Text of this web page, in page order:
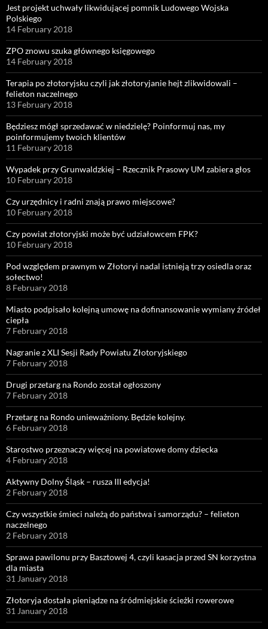
Jest projekt uchwały likwidującej pomnik Ludowego Wojska
Polskiego
14 February 2018
ZPO znowu szuka głównego księgowego
14 February 2018
Terapia po złotoryjsku czyli jak złotoryjanie hejt zlikwidowali –
felieton naczelnego
13 February 2018
Będziesz mógł sprzedawać w niedzielę? Poinformuj nas, my
poinformujemy twoich klientów
11 February 2018
Wypadek przy Grunwaldzkiej – Rzecznik Prasowy UM zabiera głos
10 February 2018
Czy urzędnicy i radni znają prawo miejscowe?
10 February 2018
Czy powiat złotoryjski może być udziałowcem FPK?
10 February 2018
Pod względem prawnym w Złotoryi nadal istnieją trzy osiedla oraz
sołectwo!
8 February 2018
Miasto podpisało kolejną umowę na dofinansowanie wymiany źródeł
ciepła
7 February 2018
Nagranie z XLI Sesji Rady Powiatu Złotoryjskiego
7 February 2018
Drugi przetarg na Rondo został ogłoszony
7 February 2018
Przetarg na Rondo unieważniony. Będzie kolejny.
6 February 2018
Starostwo przeznaczy więcej na powiatowe domy dziecka
4 February 2018
Aktywny Dolny Śląsk – rusza III edycja!
2 February 2018
Czy wszystkie śmieci należą do państwa i samorządu? – felieton
naczelnego
2 February 2018
Sprawa pawilonu przy Basztowej 4, czyli kasacja przed SN korzystna
dla miasta
31 January 2018
Złotoryja dostała pieniądze na śródmiejskie ścieżki rowerowe
31 January 2018